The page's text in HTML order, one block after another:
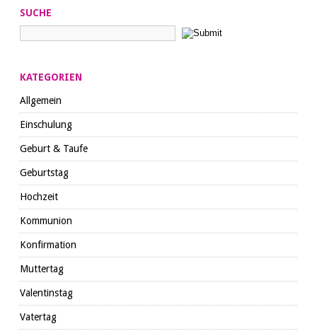
SUCHE
KATEGORIEN
Allgemein
Einschulung
Geburt & Taufe
Geburtstag
Hochzeit
Kommunion
Konfirmation
Muttertag
Valentinstag
Vatertag